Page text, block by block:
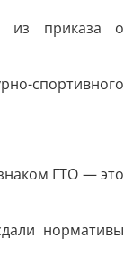
из приказа о
спортивного
ГТО — это
нормативы